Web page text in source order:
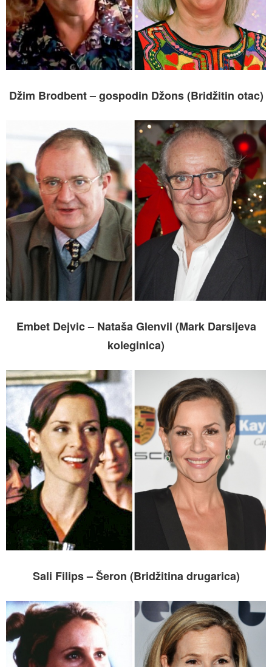
Džim Brodbent – gospodin Džons (Bridžitin otac)
Embet Dejvic – Nataša Glenvil (Mark Darsijeva
koleginica)
Sali Filips – Šeron (Bridžitina drugarica)